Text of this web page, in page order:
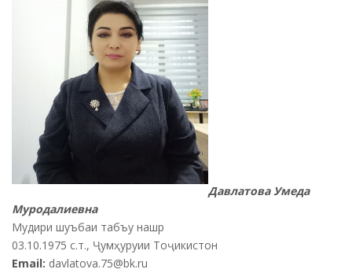
Давлатова Умеда
Муродалиевна
Мудири шуъбаи табъу нашр
03.10.1975 с.т., Ҷумҳуруии Тоҷикистон
Email: davlatova.75@bk.ru